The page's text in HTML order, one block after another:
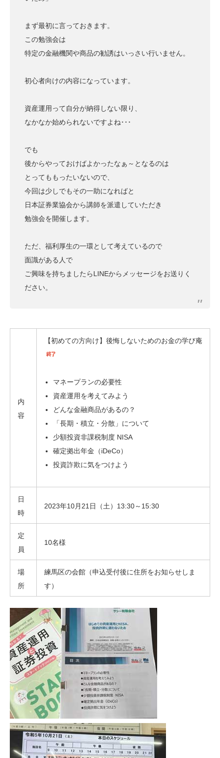
まず最初に言っておきます。
この勉強会は
特定の金融機関や商品の勧誘はいっさい行いません。
初心者向けの内容になっています。
資産運用って自分が納得しない限り、
なかなか始められないですよね･･･
でも
後からやっておけばよかったなぁ～となるのは
とってももったいないので、
今回は少しでもその一助になればと
日本証券業協会から講師を派遣していただき
勉強会を開催します。
ただ、福利厚生の一環として考えているので
面識がある人で
ご興味を持ちましたらLINEからメッセージをお送りく
ださい。
内
容
【初めての方向け】後悔しないためのお金の学び庵
マネープランの必要性
資産運用を考えてみよう
どんな金融商品があるの？
「長期・積立・分散」について
少額投資非課税制度 NISA
確定拠出年金（iDeCo）
投資詐欺に気をつけよう
日
時
2023年10月21日（土）13:30～15:30
定
員
10名様
場
所
練馬区の会館（申込受付後に住所をお知らせしま
す）